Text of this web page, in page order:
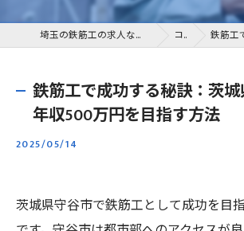
埼玉の鉄筋工の求人なら株式会社クライム・サクシード コラム 鉄筋工で成功す
鉄筋工で成功する秘訣：茨
年収500万円を目指す方法
2025/05/14
茨城県守谷市で鉄筋工として成功を目